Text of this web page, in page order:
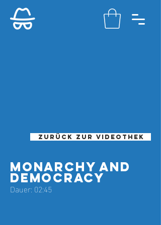
Zurück zur videothek
Monarchy and
democracy
Dauer: 02:45